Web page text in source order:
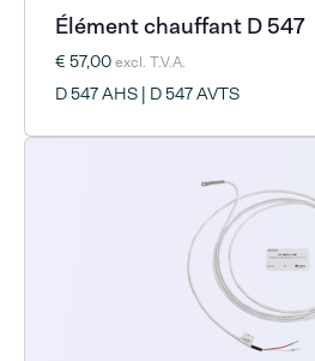
Élément chauffant D 547
€ 57,00excl. T.V.A.
D 547 AHS | D 547 AVTS